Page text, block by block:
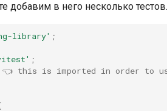
добавим в него несколько тестов.
library' ;
;
this is imported in order to